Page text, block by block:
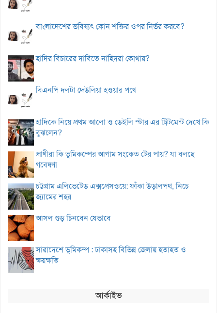
বাংলাদেশের ভবিষ্যৎ কোন শক্তির ওপর নির্ভর করবে?
হাদির বিচারের দাবিতে নাহিদরা কোথায়?
বিএনপি দলটা দেউলিয়া হওয়ার পথে
হাদিকে নিয়ে প্রথম আলো ও ডেইলি স্টার এর ট্রিটমেন্ট দেখে কি
বুঝলেন?
প্রাণীরা কি ভূমিকম্পের আগাম সংকেত টের পায়? যা বলছে
গবেষণা
চট্টগ্রাম এলিভেটেড এক্সপ্রেসওয়ে: ফাঁকা উড়ালপথ, নিচে
জ্যামের শহর
আসল গুড় চিনবেন যেভাবে
সারাদেশে ভূমিকম্প : ঢাকাসহ বিভিন্ন জেলায় হতাহত ও
ক্ষয়ক্ষতি
আর্কাইভ